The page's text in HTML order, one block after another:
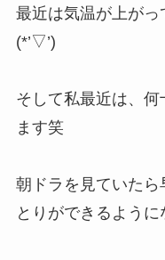
最近は気温が上が
(*’▽’)
そして私最近は、何
ます笑
朝ドラを見ていた
とりができるように